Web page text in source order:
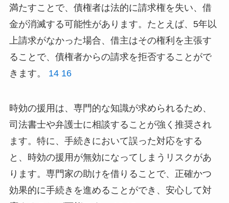
満たすことで、債権者は法的に請求権を失い、借
金が消滅する可能性があります。たとえば、5年以
上請求がなかった場合、借主はその権利を主張す
ることで、債権者からの請求を拒否することがで
きます。 14 16
時効の援用は、専門的な知識が求められるため、
司法書士や弁護士に相談することが強く推奨され
ます。特に、手続きにおいて誤った対応をする
と、時効の援用が無効になってしまうリスクがあ
ります。専門家の助けを借りることで、正確かつ
効果的に手続きを進めることができ、安心して対